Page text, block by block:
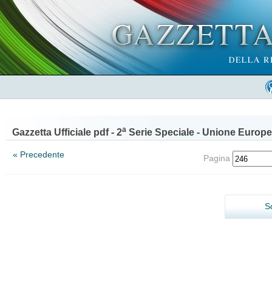
Gazzetta Ufficiale pdf - 2a Serie Speciale - Unione
« Precedente Pagina